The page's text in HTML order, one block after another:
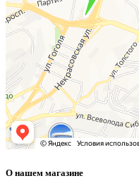
О нашем магазине